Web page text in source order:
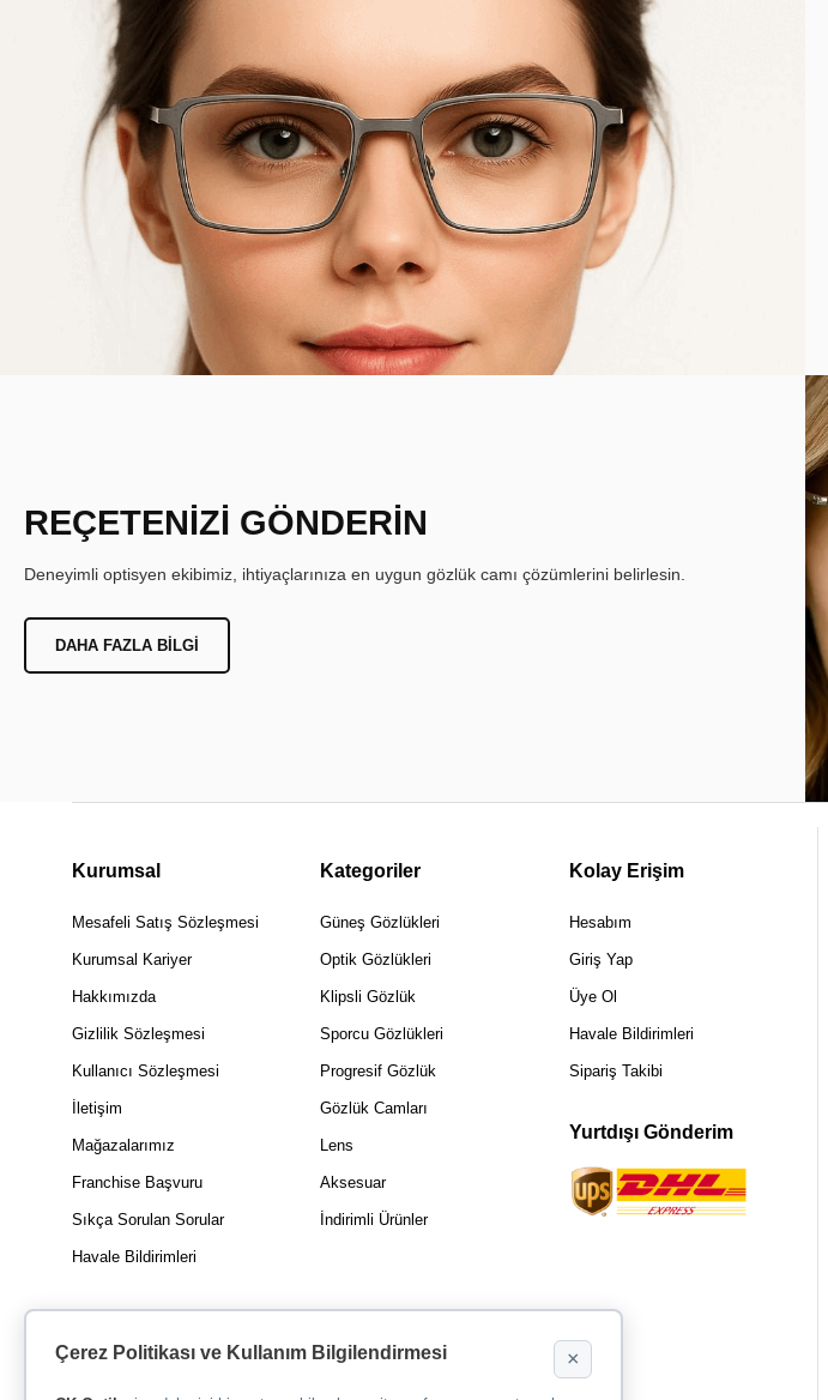
REÇETENİZİ GÖNDERİN
Deneyimli optisyen ekibimiz, ihtiyaçlarınıza en uygun gözlük camı çözümlerini belirlesin.
DAHA FAZLA BILGI
Kurumsal
Mesafeli Satış Sözleşmesi
Kurumsal Kariyer
Hakkımızda
Gizlilik Sözleşmesi
Kullanıcı Sözleşmesi
İletişim
Mağazalarımız
Franchise Başvuru
Sıkça Sorulan Sorular
Havale Bildirimleri
Kategoriler
Güneş Gözlükleri
Optik Gözlükleri
Klipsli Gözlük
Sporcu Gözlükleri
Progresif Gözlük
Gözlük Camları
Lens
Aksesuar
İndirimli Ürünler
Kolay Erişim
Hesabım
Giriş Yap
Üye Ol
Havale Bildirimleri
Sipariş Takibi
Yurtdışı Gönderim
Çerez Politikası ve Kullanım Bilgilendirmesi ×